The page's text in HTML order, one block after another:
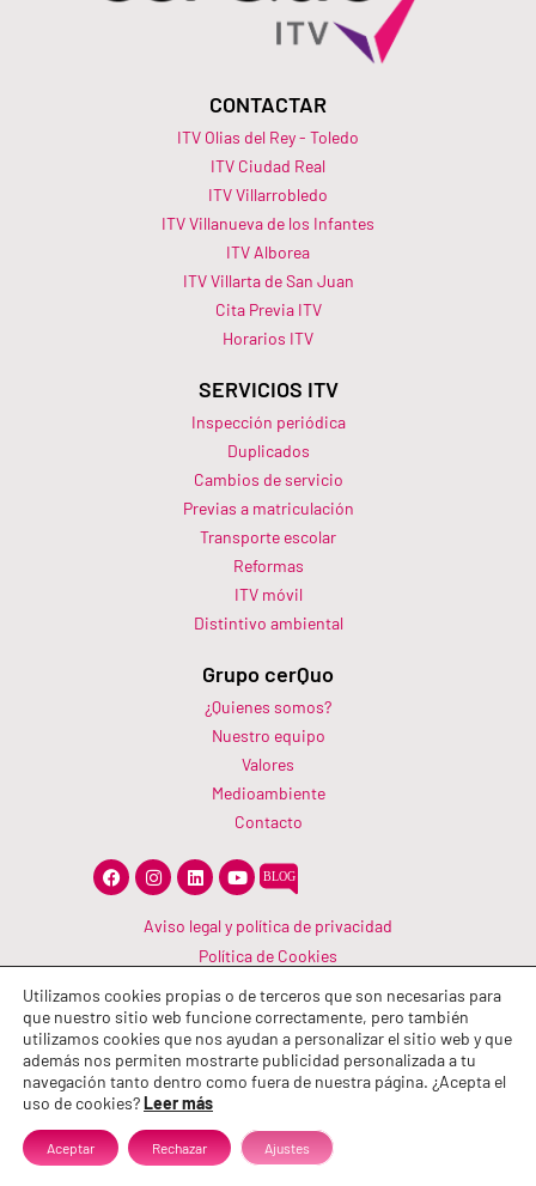
CONTACTAR
ITV Olias del Rey - Toledo
ITV Ciudad Real
ITV Villarrobledo
ITV Villanueva de los Infantes
ITV Alborea
ITV Villarta de San Juan
Cita Previa ITV
Horarios ITV​
SERVICIOS ITV
Inspección periódica
Duplicados
Cambios de servicio
Previas a matriculación
Transporte escolar
Reformas
ITV móvil
Distintivo ambiental
Grupo cerQuo
¿Quienes somos?
Nuestro equipo
Valores
Medioambiente
Contacto
F
a
c
o
k
I
n
s
t
a
r
a
m
L
i
n
k
e
d
i
n
Y
o
u
t
u
b
e
Aviso legal y política de privacidad
Política de Cookies
Canal Información
Política de calidad
© 2026 Grupo cerQuo. Todos los derechos reservados.
Utilizamos cookies propias o de terceros que son necesarias para
que nuestro sitio web funcione correctamente, pero también
utilizamos cookies que nos ayudan a personalizar el sitio web y que
además nos permiten mostrarte publicidad personalizada a tu
navegación tanto dentro como fuera de nuestra página. ¿Acepta el
uso de cookies?Leer más
Aceptar Rechazar Ajustes